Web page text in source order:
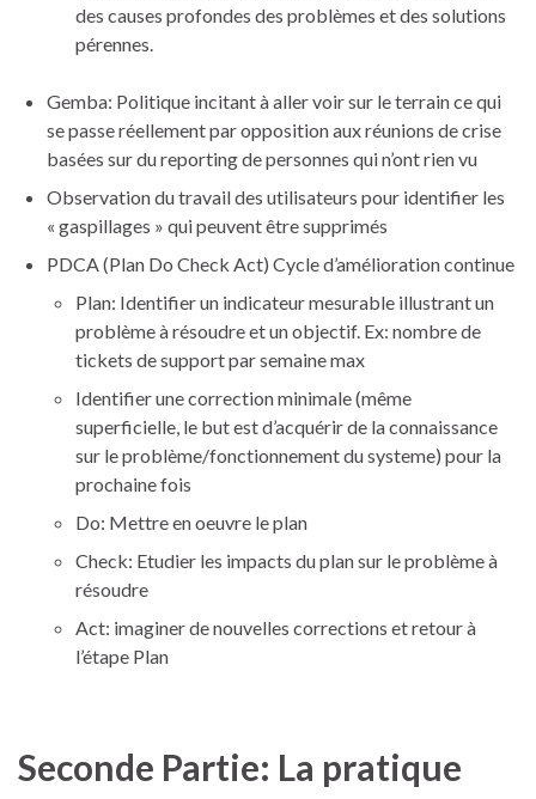
des causes profondes des problèmes et des solutions
pérennes.
Gemba: Politique incitant à aller voir sur le terrain ce qui
se passe réellement par opposition aux réunions de crise
basées sur du reporting de personnes qui n’ont rien vu
Observation du travail des utilisateurs pour identifier les
« gaspillages » qui peuvent être supprimés
PDCA (Plan Do Check Act) Cycle d’amélioration continue
Plan: Identifier un indicateur mesurable illustrant un
problème à résoudre et un objectif. Ex: nombre de
tickets de support par semaine max
Identifier une correction minimale (même
superficielle, le but est d’acquérir de la connaissance
sur le problème/fonctionnement du systeme) pour la
prochaine fois
Do: Mettre en oeuvre le plan
Check: Etudier les impacts du plan sur le problème à
résoudre
Act: imaginer de nouvelles corrections et retour à
l’étape Plan
Seconde Partie: La pratique